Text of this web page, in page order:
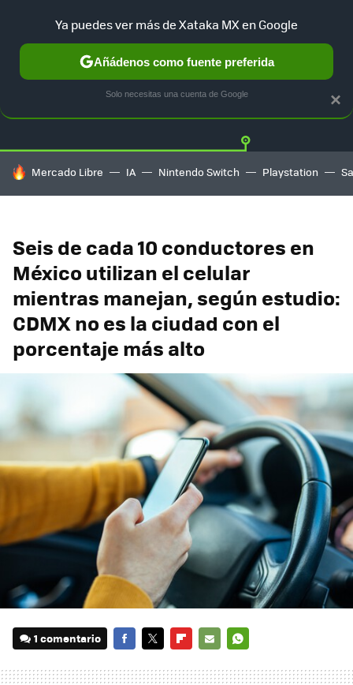
TESLA UBER AUTO ELECTRICO Twitter
HOY SE HABLA DE
Mercado Libre IA Nintendo Switch Playstation
Seis de cada 10 conductores en
México utilizan el celular
mientras manejan, según estudio:
CDMX no es la ciudad con el
porcentaje más alto
1 comentario
×
Ya puedes ver más de Xataka MX en Google
Añádenos como fuente preferida
Solo necesitas una cuenta de Google